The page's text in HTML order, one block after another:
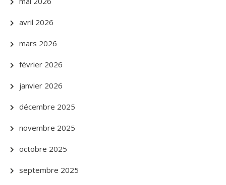
avril 2026
mars 2026
février 2026
janvier 2026
décembre 2025
novembre 2025
octobre 2025
septembre 2025